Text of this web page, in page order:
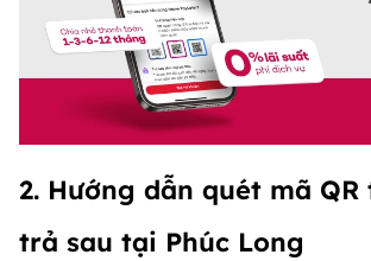
2. Hướng dẫn quét mã
trả sau tại Phúc Long